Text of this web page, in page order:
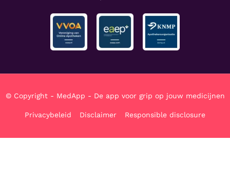
© Copyright - MedApp - De app voor grip op jouw medicijnen
Privacybeleid Disclaimer Responsible disclosure